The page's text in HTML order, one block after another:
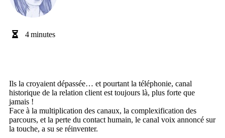
4minutes
Ils la croyaient dépassée… et pourtant la téléphonie, canal
historique de la relation client est toujours là, plus forte que
jamais !
Face à la multiplication des canaux, la complexification des
parcours, et la perte du contact humain, le canal voix annoncé sur
la touche, a su se réinventer.